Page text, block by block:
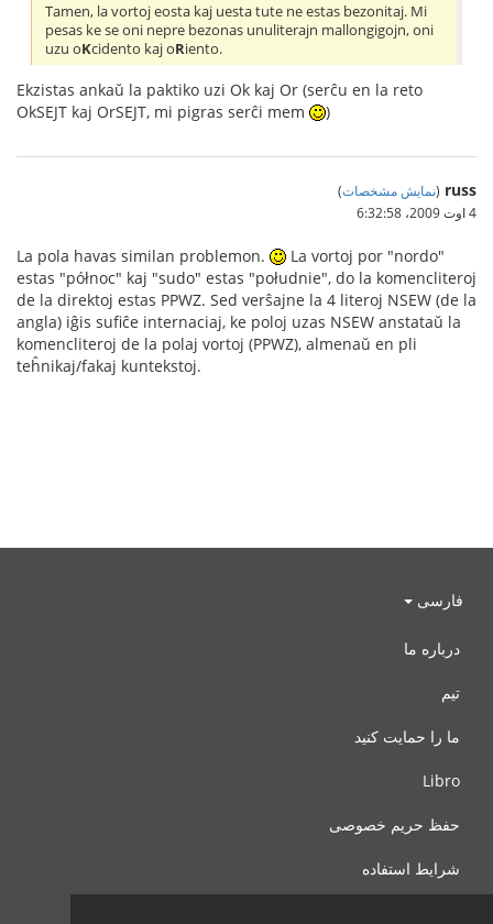
Tamen, la vortoj eosta kaj uesta tute ne estas bezonitaj. Mi
pesas ke se oni nepre bezonas unuliterajn mallongigojn, oni
uzu oKcidento kaj oRiento.
Ekzistas ankaŭ la paktiko uzi Ok kaj Or (serĉu en la reto
OkSEJT kaj OrSEJT, mi pigras serĉi mem
)
russ
(نمایش مشخصات)
4 اوت 2009،‏ 6:32:58
La pola havas similan problemon.
La vortoj por "nordo"
estas "północ" kaj "sudo" estas "południe", do la komencliteroj
de la direktoj estas PPWZ. Sed verŝajne la 4 literoj NSEW (de la
angla) iĝis sufiĉe internaciaj, ke poloj uzas NSEW anstataŭ la
komencliteroj de la polaj vortoj (PPWZ), almenaŭ en pli
teĥnikaj/fakaj kuntekstoj.
فارسی
درباره ما
تیم
ما را حمایت کنید
Libro
حفظ حریم خصوصی
شرایط استفاده